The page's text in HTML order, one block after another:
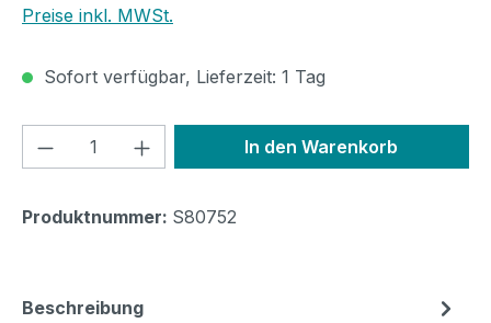
Preise inkl. MWSt.
Sofort verfügbar, Lieferzeit: 1 Tag
Produkt Anzahl: Gib denIn den Warenkorb
Produktnummer: S80752
Beschreibung